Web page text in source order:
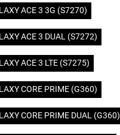
ACE 3 3G (S7270)
ACE 3 DUAL (S7272)
ACE 3 LTE (S7275)
CORE PRIME (G360)
CORE PRIME DUAL (G360)